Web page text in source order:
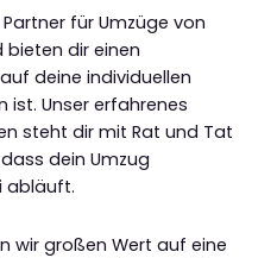
für Umzüge von
bieten dir einen
deine individuellen
ist. Unser erfahrenes
steht dir mit Rat und Tat
dein Umzug
abläuft.
wir großen Wert auf eine